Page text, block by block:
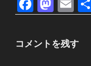
F
a
c
e
M
a
st
o
E
m
ail
コメントを残す